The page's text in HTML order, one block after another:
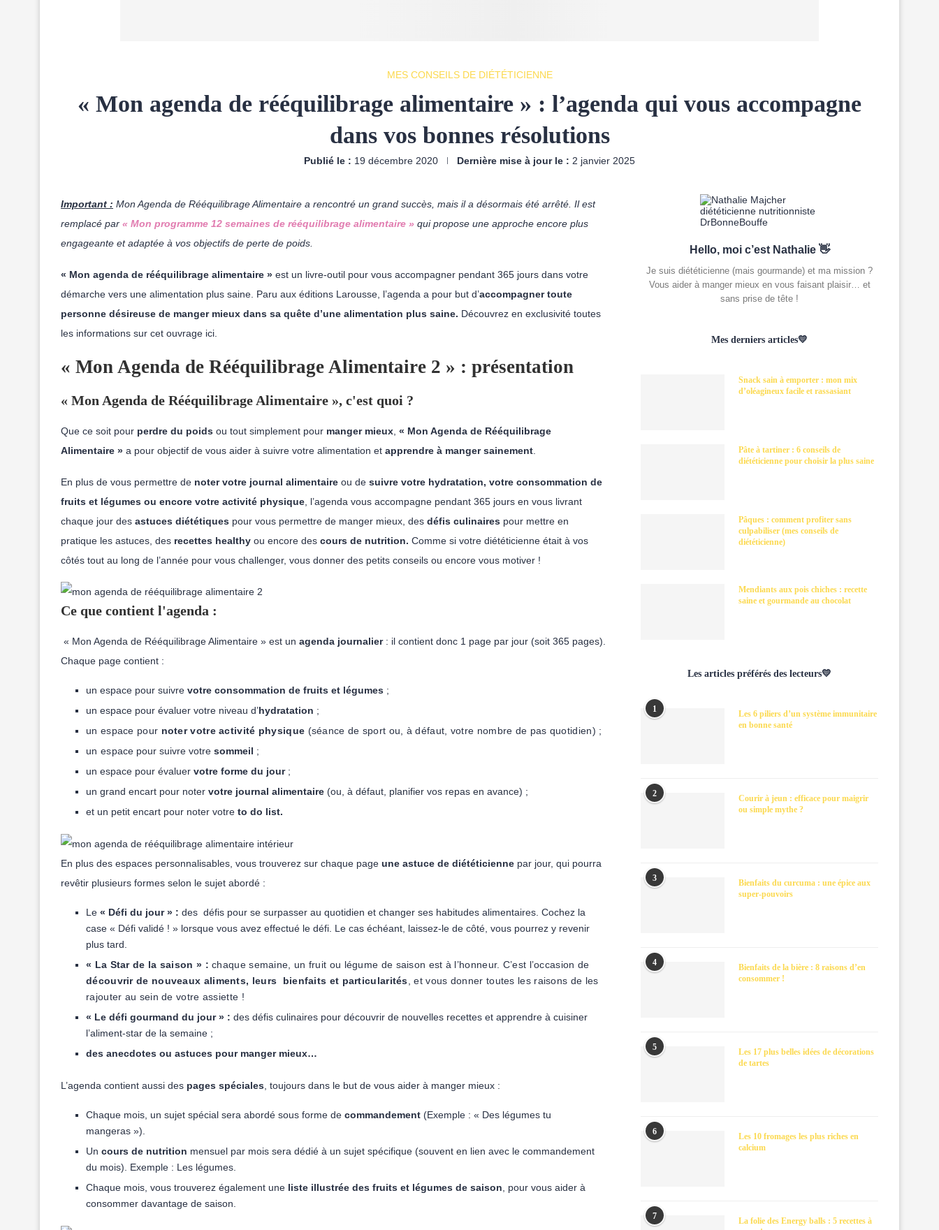
MES CONSEILS DE DIÉTÉTICIENNE
« Mon agenda de rééquilibrage alimentaire » : l’agenda qui vous accompagne
dans vos bonnes résolutions
Publié le : 19 décembre 2020 Dernière mise à jour le : 2 janvier 2025
Important : Mon Agenda de Rééquilibrage Alimentaire a rencontré un grand succès, mais il a désormais été arrêté. Il est
remplacé par « Mon programme 12 semaines de rééquilibrage alimentaire » qui propose une approche encore plus
engageante et adaptée à vos objectifs de perte de poids.
« Mon agenda de rééquilibrage alimentaire » est un livre-outil pour vous accompagner pendant 365 jours dans votre
démarche vers une alimentation plus saine. Paru aux éditions Larousse, l’agenda a pour but d’accompagner toute
personne désireuse de manger mieux dans sa quête d’une alimentation plus saine. Découvrez en exclusivité toutes
les informations sur cet ouvrage ici.
« Mon Agenda de Rééquilibrage Alimentaire 2 » : présentation
« Mon Agenda de Rééquilibrage Alimentaire », c'est quoi ?
Que ce soit pour perdre du poids ou tout simplement pour manger mieux « Mon Agenda de Rééquilibrage
Alimentaire » a pour objectif de vous aider à suivre votre alimentation et apprendre à manger sainement
En plus de vous permettre de noter votre journal alimentaire ou de suivre votre hydratation, votre consommation de
fruits et légumes ou encore votre activité physique , l’agenda vous accompagne pendant 365 jours en vous livrant
chaque jour des astuces diététiques pour vous permettre de manger mieux, des défis culinaires pour mettre en
pratique les astuces, des recettes healthy ou encore des cours de nutrition. Comme si votre diététicienne était à vos
côtés tout au long de l’année pour vous challenger, vous donner des petits conseils ou encore vous motiver !
Ce que contient l'agenda :
« Mon Agenda de Rééquilibrage Alimentaire » est un agenda journalier: il contient donc 1 page par jour (soit 365 pages).
Chaque page contient :
un espace pour suivre votre consommation de fruits et légumes ;
un espace pour évaluer votre niveau d’hydratation ;
un espace pour noter votre activité physique (séance de sport ou, à défaut, votre nombre de pas quotidien) ;
un espace pour suivre votresommeil ;
un espace pour évaluer votre forme du jour;
un grand encart pour noter votre journal alimentaire (ou, à défaut, planifier vos repas en avance) ;
et un petit encart pour noter votre to do list.
En plus des espaces personnalisables, vous trouverez sur chaque page une astuce de diététicienne par jour, qui pourra
revêtir plusieurs formes selon le sujet abordé :
Le « Défi du jour » : des défis pour se surpasser au quotidien et changer ses habitudes alimentaires. Cochez la
case « Défi validé ! » lorsque vous avez effectué le défi. Le cas échéant, laissez-le de côté, vous pourrez y revenir
plus tard.
« La Star de la saison » :chaque semaine, un fruit ou légume de saison est à l’honneur. C’est l’occasion de
découvrir de nouveaux aliments, leurs bienfaits et particularités , et vous donner toutes les raisons de les
rajouter au sein de votre assiette !
« Le défi gourmand du jour » : des défis culinaires pour découvrir de nouvelles recettes et apprendre à cuisiner
l’aliment-star de la semaine ;
des anecdotes ou astuces pour manger mieux…
L’agenda contient aussi des pages spéciales , toujours dans le but de vous aider à manger mieux :
Chaque mois, un sujet spécial sera abordé sous forme de commandement (Exemple : « Des légumes tu
mangeras »).
Un cours de nutrition mensuel par mois sera dédié à un sujet spécifique (souvent en lien avec le commandement
du mois). Exemple : Les légumes.
Chaque mois, vous trouverez également une liste illustrée des fruits et légumes de saison , pour vous aider à
consommer davantage de saison.
Hello, moi c’est Nathalie 👋
Je suis diététicienne (mais gourmande) et ma mission ?
Vous aider à manger mieux en vous faisant plaisir… et
sans prise de tête !
Mes derniers articles💛
Snack sain à emporter : mon mix
d’oléagineux facile et rassasiant
Pâte à tartiner : 6 conseils de
diététicienne pour choisir la plus saine
Pâques : comment profiter sans
culpabiliser (mes conseils de
diététicienne)
Mendiants aux pois chiches : recette
saine et gourmande au chocolat
Les articles préférés des lecteurs💛
1
Les 6 piliers d’un système immunitaire
en bonne santé
2
Courir à jeun : efficace pour maigrir
ou simple mythe ?
3
Bienfaits du curcuma : une épice aux
super-pouvoirs
4
Bienfaits de la bière : 8 raisons d’en
consommer !
5
Les 17 plus belles idées de décorations
de tartes
6
Les 10 fromages les plus riches en
calcium
7
La folie des Energy balls : 5 recettes à